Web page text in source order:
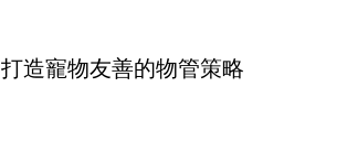
打造寵物友善的物管策略